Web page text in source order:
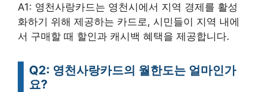
A1: 영천사랑카드는 영천시에서 지역 경제를 활성
화하기 위해 제공하는 카드로, 시민들이 지역 내에
서 구매할 때 할인과 캐시백 혜택을 제공합니다.
Q2: 영천사랑카드의 월한도는 얼마인가
요?